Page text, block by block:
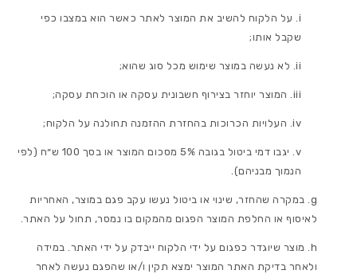
על הלקוח להשיב את המוצר לאתר כאשר הוא במצבו כפי
שקבל אותו;
לא נעשה במוצר שימוש מכל סוג שהוא;
המוצר יוחזר בצירוף חשבונית עסקה או הוכחת עסקה;
העלויות הכרוכות בהחזרת ההזמנה תחולנה על הלקוח;
יגבו דמי ביטול בגובה 5% מסכום המוצר או בסך 100 ש״ח (לפי
הנמוך מבניהם).
במקרה שהחזר, שינוי או ביטול נעשו עקב פגם במוצר, האחריות
לאיסוף או החלפת המוצר הפגום מהמקום בו נמסר, תחול על האתר.
מוצר שיוגדר כפגום על ידי הלקוח ייבדק על ידי האתר. במידה
ולאחר בדיקת האתר המוצר ימצא תקין ו/או שהפגם נעשה לאחר